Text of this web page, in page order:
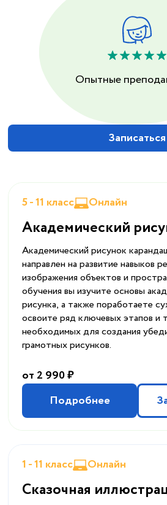
Опытные
Записаться
5 - 11 класс Онлайн
Академический
Академический рисунок
направлен на развитие навыков
изображения объектов и
обучения вы изучите основы
рисунка, а также поработаете
освоите ряд ключевых этапов и
необходимых для создания
грамотных рисунков.
от 2 990 ₽
Подробнее
1 - 11 класс Онлайн
Сказочная